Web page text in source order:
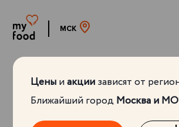
МСК
Ценыиакциизависят от
Ближайший городМосква и МО
Главная Блог
питание
фигуры и...